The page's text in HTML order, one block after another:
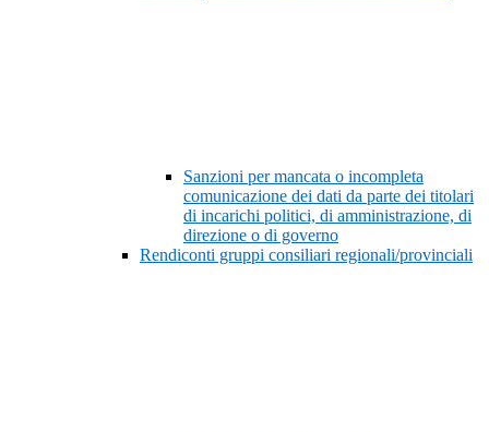
Sanzioni per mancata o incompleta
comunicazione dei dati da parte dei titolari
di incarichi politici, di amministrazione, di
direzione o di governo
Rendiconti gruppi consiliari regionali/provinciali